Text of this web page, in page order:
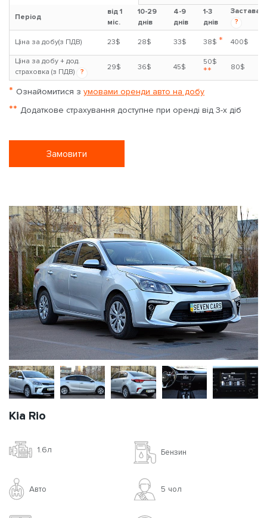
Період
від 1
міс.
10-29
днів
4-9
днів
1-3
днів
Застава
?
Ціна за добу(з ПДВ) 23$ 28$ 33$ 38$ * 400$
Ціна за добу + дод.
страховка (з ПДВ)
?
29$ 36$ 45$
50$
** 80$
* Ознайомитися з умовами оренди авто на добу
** Додаткове страхування доступне при оренді від 3-х діб
Замовити
Kia Rio
1.6л Бензин
Авто 5 чoл